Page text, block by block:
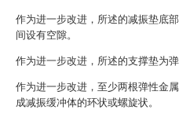
作为进一步改进，所述的减振垫底
间设有空隙。
作为进一步改进，所述的支撑垫为弹
作为进一步改进，至少两根弹性金
成减振缓冲体的环状或螺旋状。